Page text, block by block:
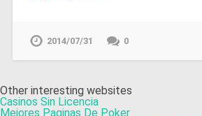
2014/07/31 0
Other interesting websites
Casinos Sin Licencia
Mejores Paginas De Poker